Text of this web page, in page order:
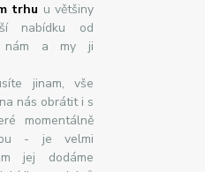
trhu u většiny
nabídku od
nám a my ji
jinam, vše
nás obrátit i s
momentálně
- je velmi
jej dodáme